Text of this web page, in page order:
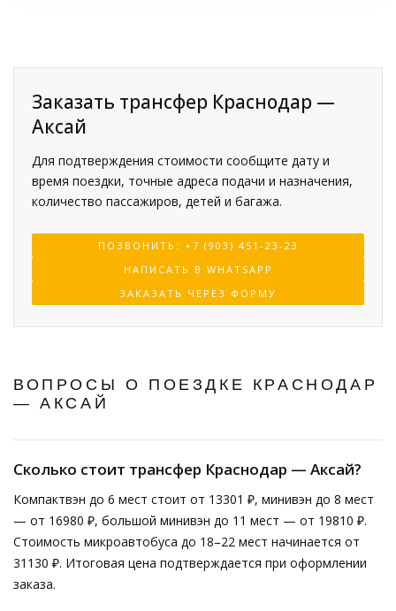
Заказать трансфер Краснодар —
Аксай
Для подтверждения стоимости сообщите дату и
время поездки, точные адреса подачи и назначения,
количество пассажиров, детей и багажа.
ПОЗВОНИТЬ: +7 (903) 451-23-23
НАПИСАТЬ В WHATSAPP
ЗАКАЗАТЬ ЧЕРЕЗ ФОРМУ
ВОПРОСЫ О ПОЕЗДКЕ КРАСНОДАР
— АКСАЙ
Сколько стоит трансфер Краснодар — Аксай?
Компактвэн до 6 мест стоит от 13301 ₽, минивэн до 8 мест
— от 16980 ₽, большой минивэн до 11 мест — от 19810 ₽.
Стоимость микроавтобуса до 18–22 мест начинается от
31130 ₽. Итоговая цена подтверждается при оформлении
заказа.